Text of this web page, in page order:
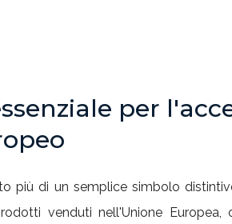
per
più di un semplice simbolo
venduti nell'Unione Europea,